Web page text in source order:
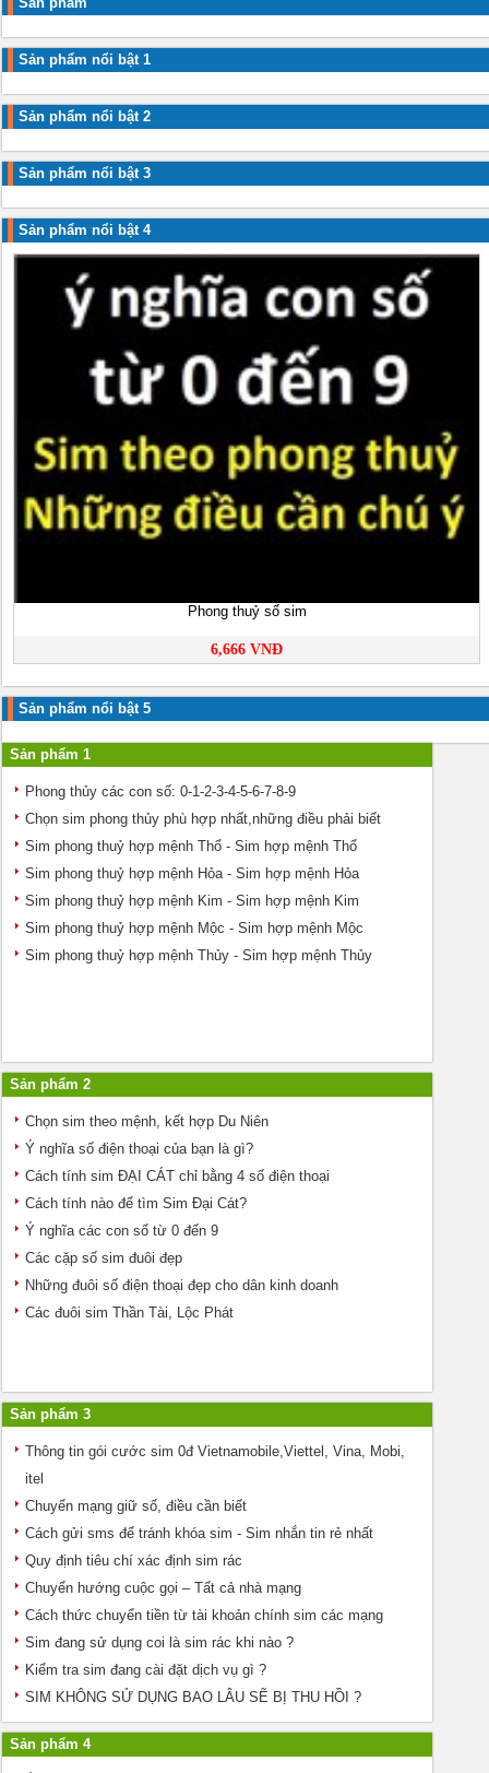
Sản phẩm nổi bật 1
Sản phẩm nổi bật 2
Sản phẩm nổi bật 3
Sản phẩm nổi bật 4
Phong thuỷ số sim
6,666 VNĐ
Sản phẩm nổi bật 5
Sản phẩm 1
Phong thủy các con số: 0-1-2-3-4-5-6-7-8-9
Chọn sim phong thủy phù hợp nhất,những điều phải biết
Sim phong thuỷ hợp mệnh Thổ - Sim hợp mệnh Thổ
Sim phong thuỷ hợp mệnh Hỏa - Sim hợp mệnh Hỏa
Sim phong thuỷ hợp mệnh Kim - Sim hợp mệnh Kim
Sim phong thuỷ hợp mệnh Mộc - Sim hợp mệnh Mộc
Sim phong thuỷ hợp mệnh Thủy - Sim hợp mệnh Thủy
Sản phẩm 2
Chọn sim theo mệnh, kết hợp Du Niên
Ý nghĩa số điện thoại của bạn là gì?
Cách tính sim ĐẠI CÁT chỉ bằng 4 số điện thoại
Cách tính nào để tìm Sim Đại Cát?
Ý nghĩa các con số từ 0 đến 9
Các cặp số sim đuôi đẹp
Những đuôi số điện thoại đẹp cho dân kinh doanh
Các đuôi sim Thần Tài, Lộc Phát
Sản phẩm 3
Thông tin gói cước sim 0đ Vietnamobile,Viettel, Vina, Mobi,
itel
Chuyển mạng giữ số, điều cần biết
Cách gửi sms để tránh khóa sim - Sim nhắn tin rẻ nhất
Quy định tiêu chí xác định sim rác
Chuyển hướng cuộc gọi – Tất cả nhà mạng
Cách thức chuyển tiền từ tài khoản chính sim các mạng
Sim đang sử dụng coi là sim rác khi nào ?
Kiểm tra sim đang cài đặt dịch vụ gì ?
SIM KHÔNG SỬ DỤNG BAO LÂU SẼ BỊ THU HỒI ?
Sản phẩm 4